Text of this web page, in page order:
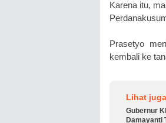
Karena itu,
Prasetyo
kembali ke
Lihat juga
Gubernur
Damayanti